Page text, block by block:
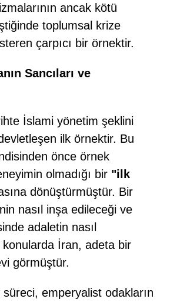
ancak kötü
toplumsal krize
çarpıcı bir örnektir.
Sancıları ve
İslami yönetim şeklini
ilk örnektir. Bu
önce örnek
olmadığı bir "ilk
dönüştürmüştür. Bir
nasıl inşa edileceği ve
adaletin nasıl
konularda İran, adeta bir
görmüştür.
emperyalist odakların